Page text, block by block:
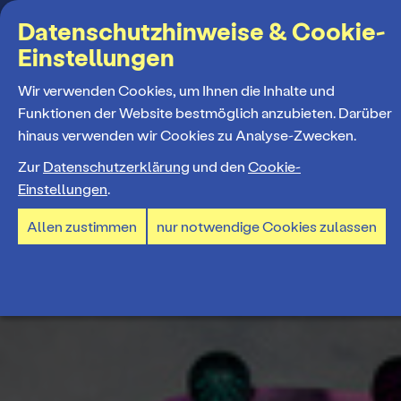
Suchbegriff
MENÜ
Programm
Spielplan
Spielzeiteröffnung
Tickets und Abos
Ticketpreise & Saalplan
Mitmachen
Datenschutzhinweise & Cookie-
Einstellungen
Wir verwenden Cookies, um Ihnen die Inhalte und
Funktionen der Website bestmöglich anzubieten. Darüber
hinaus verwenden wir Cookies zu Analyse-Zwecken.
Zur Datenschutzerklärung und den Cookie-
Einstellungen.
Allen zustimmen nur notwendige Cookies zulassen